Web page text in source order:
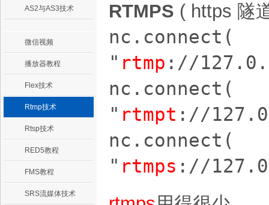
AS2与AS3技术
微信视频
播放器教程
Flex技术
Rtmp技术
Rtsp技术
RED5教程
FMS教程
SRS流媒体技术
RTMPS ( https 隧
nc.connect(
" rtmp ://
nc.connect(
" rtmpt ://
nc.connect(
" rtmps ://